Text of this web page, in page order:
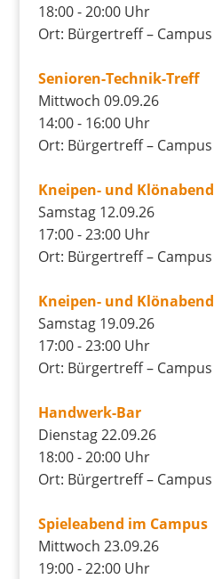
18:00 - 20:00 Uhr
Ort: Bürgertreff – Campus
Senioren-Technik-Treff
Mittwoch 09.09.26
14:00 - 16:00 Uhr
Ort: Bürgertreff – Campus
Kneipen- und Klönabend
Samstag 12.09.26
17:00 - 23:00 Uhr
Ort: Bürgertreff – Campus
Kneipen- und Klönabend
Samstag 19.09.26
17:00 - 23:00 Uhr
Ort: Bürgertreff – Campus
Handwerk-Bar
Dienstag 22.09.26
18:00 - 20:00 Uhr
Ort: Bürgertreff – Campus
Spieleabend im Campus
Mittwoch 23.09.26
19:00 - 22:00 Uhr